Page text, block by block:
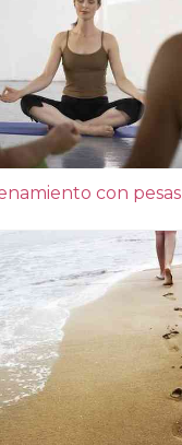
con pesas